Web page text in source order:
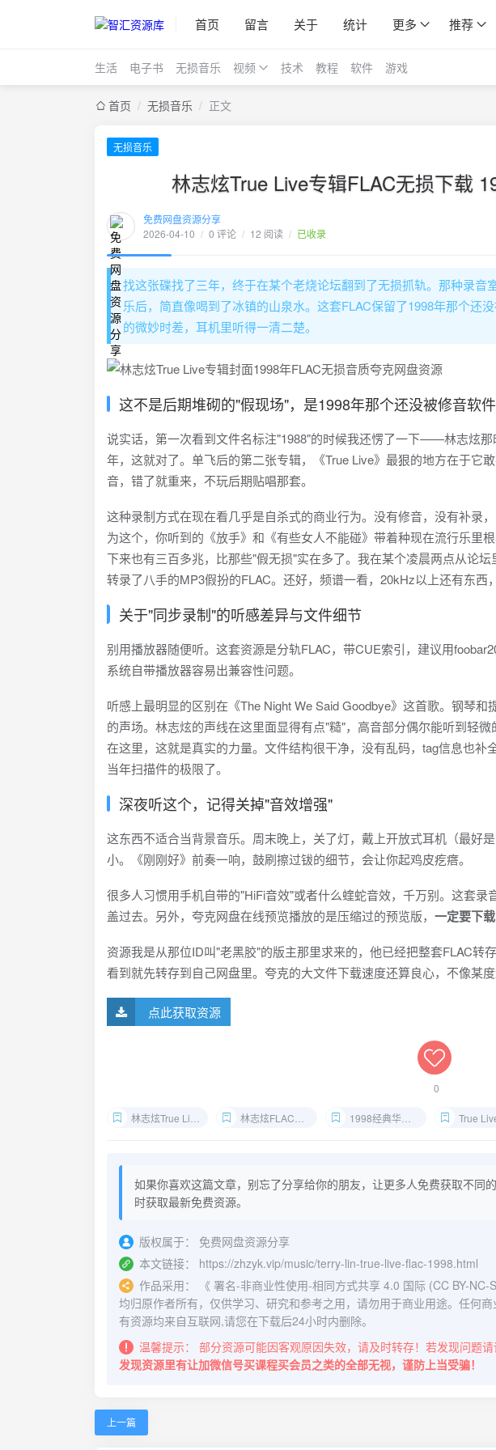
首页 留言 关于 统计 更多 推荐
生活 电子书 无损音乐 视频 技术 教程 软件 游戏
首页 / 无损音乐 / 正文
无损音乐
林志炫True Live专辑FLAC无损下载
免费网盘资源分享
2026-04-10 / 0 评论 / 12 阅读 / 已收录
找这张碟找了三年，终于在某个老烧论坛翻到了无损抓轨。那种录
乐后，简直像喝到了冰镇的山泉水。这套FLAC保留了1998年那个还
的微妙时差，耳机里听得一清二楚。
这不是后期堆砌的"假现场"，是1998年那个还没被修音软
说实话，第一次看到文件名标注"1988"的时候我还愣了一下——林志炫
年，这就对了。单飞后的第二张专辑，《True Live》最狠的地方在于它
音，错了就重来，不玩后期贴唱那套。
这种录制方式在现在看几乎是自杀式的商业行为。没有修音，没有补录
为这个，你听到的《放手》和《有些女人不能碰》带着种现在流行乐里
下来也有三百多兆，比那些"假无损"实在多了。我在某个凌晨两点从论
转录了八手的MP3假扮的FLAC。还好，频谱一看，20kHz以上还有东西
关于"同步录制"的听感差异与文件细节
别用播放器随便听。这套资源是分轨FLAC，带CUE索引，建议用
系统自带播放器容易出兼容性问题。
听感上最明显的区别在《The Night We Said Goodbye》这首歌。钢琴
的声场。林志炫的声线在这里面显得有点"糙"，高音部分偶尔能听到轻
在这里，这就是真实的力量。文件结构很干净，没有乱码，tag信息也
当年扫描件的极限了。
深夜听这个，记得关掉"音效增强"
这东西不适合当背景音乐。周末晚上，关了灯，戴上开放式耳机（最好
小。《刚刚好》前奏一响，鼓刷擦过钹的细节，会让你起鸡皮疙瘩。
很多人习惯用手机自带的"HiFi音效"或者什么蝰蛇音效，千万别。这套
盖过去。另外，夸克网盘在线预览播放的是压缩过的预览版， 一定要下
资源我是从那位ID叫"老黑胶"的版主那里求来的，他已经把整套FLAC转
看到就先转存到自己网盘里。夸克的大文件下载速度还算良心，不像某度
点此获取资源
0
林志炫True Live无损下载 林志炫FLAC专辑夸克网盘 1998经典华语人声无损 True Live同
如果你喜欢这篇文章，别忘了分享给你的朋友，让更多人免费获取不同
时获取最新免费资源。
版权属于：
免费网盘资源分享
本文链接：
https://zhzyk.vip/music/terry-lin-true-live-flac-1998.html
作品采用：
《 署名-非商业性使用-相同方式共享 4.0 国际 (CC BY-NC-
均归原作者所有，仅供学习、研究和参考之用，请勿用于商业用途。任何
有资源均来自互联网,请您在下载后24小时内删除。
温馨提示：
部分资源可能因客观原因失效，请及时转存！若发现问题
发现资源里有让加微信号买课程买会员之类的全部无视，谨防上当受骗！
上一篇